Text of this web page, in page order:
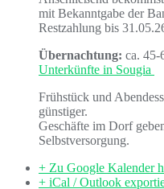
mit Bekanntgabe der
Restzahlung bis
Übernachtung: ca.
Unterkünfte in Sougia
Frühstück und
günstiger.
Geschäfte im Dorf
Selbstversorgung.
+ Zu Google Kalender
+ iCal / Outlook